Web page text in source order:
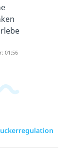
01:56